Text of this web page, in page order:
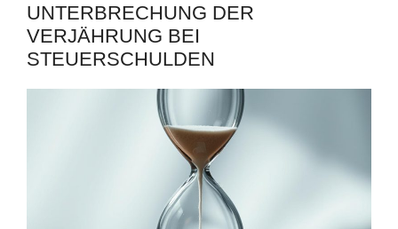
UNTERBRECHUNG DER
VERJÄHRUNG BEI
STEUERSCHULDEN